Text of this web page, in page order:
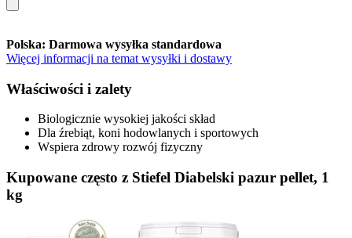
Polska: Darmowa wysyłka standardowa
Więcej informacji na temat wysyłki i dostawy
Właściwości i zalety
Biologicznie wysokiej jakości skład
Dla źrebiąt, koni hodowlanych i sportowych
Wspiera zdrowy rozwój fizyczny
Kupowane często z Stiefel Diabelski pazur pellet, 1
kg